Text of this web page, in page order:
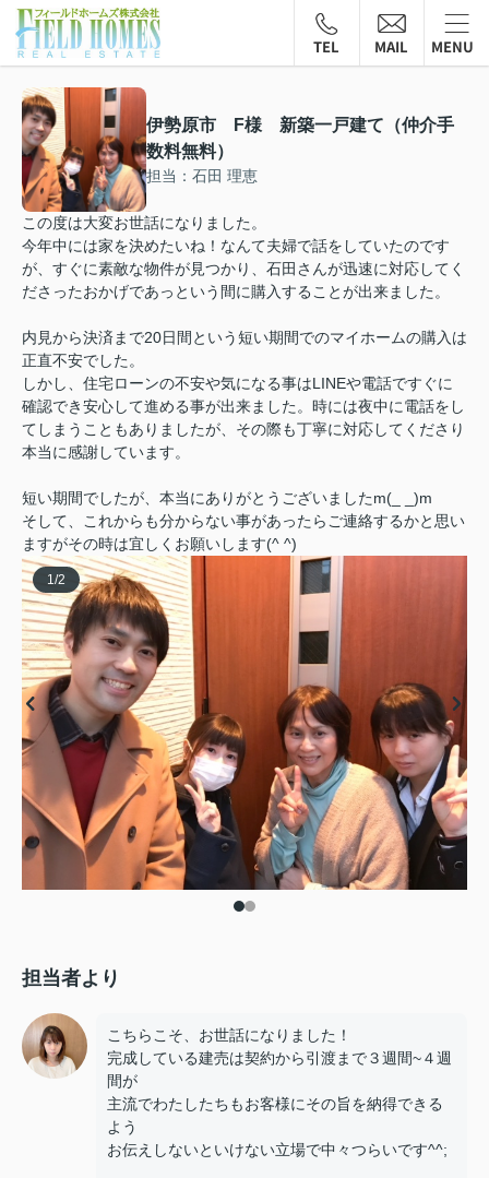
TEL MAIL MENU
伊勢原市 F様 新築一戸建て（仲介手
数料無料）
担当：石田 理恵
この度は大変お世話になりました。
今年中には家を決めたいね！なんて夫婦で話をしていたのです
が、すぐに素敵な物件が見つかり、石田さんが迅速に対応してく
ださったおかげであっという間に購入することが出来ました。
内見から決済まで20日間という短い期間でのマイホームの購入は
正直不安でした。
しかし、住宅ローンの不安や気になる事はLINEや電話ですぐに
確認でき安心して進める事が出来ました。時には夜中に電話をし
てしまうこともありましたが、その際も丁寧に対応してくださり
本当に感謝しています。
短い期間でしたが、本当にありがとうございましたm(_ _)m
そして、これからも分からない事があったらご連絡するかと思い
ますがその時は宜しくお願いします(^ ^)
1 /2
担当者より
こちらこそ、お世話になりました！
完成している建売は契約から引渡まで３週間~４週
間が
主流でわたしたちもお客様にその旨を納得できる
よう
お伝えしないといけない立場で中々つらいです^^;